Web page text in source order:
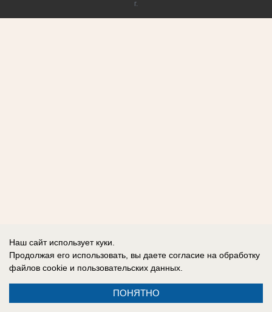
г.
Наш сайт использует куки.
Продолжая его использовать, вы даете согласие на обработку
файлов cookie и пользовательских данных.
ПОНЯТНО